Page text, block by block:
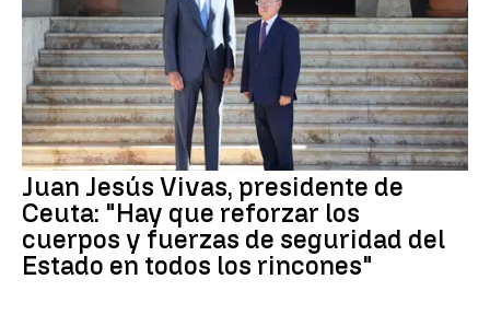
Juan Jesús Vivas, presidente de
Ceuta: "Hay que reforzar los
cuerpos y fuerzas de seguridad del
Estado en todos los rincones"